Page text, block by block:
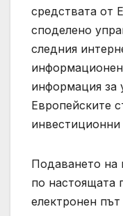
средствата от
споделено
следния
информация за
Европейските
Подаването на
по настоящата
електронен